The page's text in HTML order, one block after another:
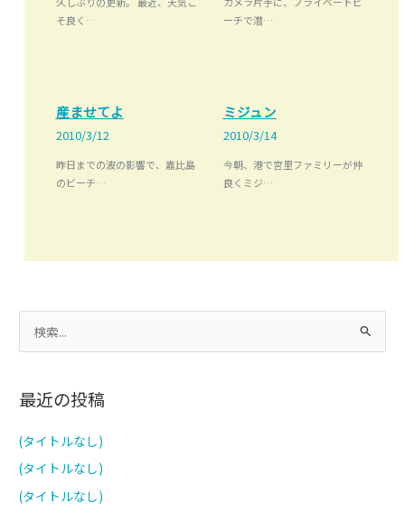
そ良く…
ーチで潜…
産ませてよ
2010/3/12
昨日までの波の影響で、嘉比島
のビーチ…
ミジュン
2010/3/14
今朝、港で宮里ファミリーが仲
良くミジ…
索
象
最近の投稿
(タイトルなし)
(タイトルなし)
(タイトルなし)